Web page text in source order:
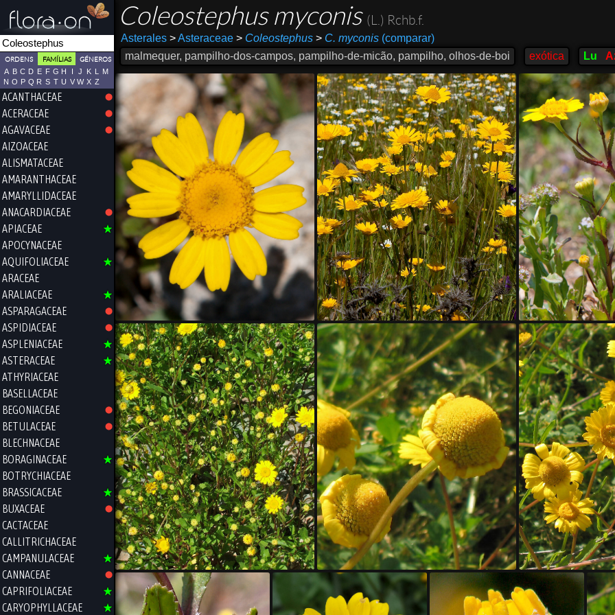
ORDENS FAMÍLIAS GÉNEROS
A B C D E F G H I J K L
M
N O P Q R S T U V W X Z
ACANTHACEAE
ACERACEAE
AGAVACEAE
AIZOACEAE
ALISMATACEAE
AMARANTHACEAE
AMARYLLIDACEAE
ANACARDIACEAE
APIACEAE
APOCYNACEAE
AQUIFOLIACEAE
ARACEAE
ARALIACEAE
ASPARAGACEAE
ASPIDIACEAE
ASPLENIACEAE
ASTERACEAE
ATHYRIACEAE
BASELLACEAE
BEGONIACEAE
BETULACEAE
BLECHNACEAE
BORAGINACEAE
BOTRYCHIACEAE
BRASSICACEAE
BUXACEAE
CACTACEAE
CALLITRICHACEAE
CAMPANULACEAE
CANNACEAE
CAPRIFOLIACEAE
CARYOPHYLLACEAE
Coleostephus myconis (L.) Rchb.f.
Asterales >Asteraceae > Coleostephus > C. myconis(comparar)
malmequer, pampilho-dos-campos, pampilho-de-micão, pampilho, olhos-de-boi
exótica Lu